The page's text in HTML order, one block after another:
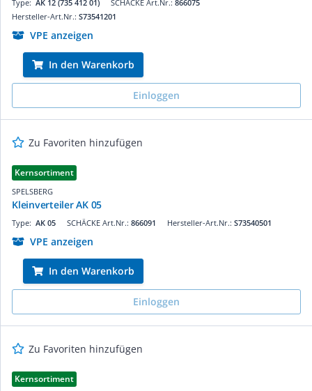
SCHÄCKE Art.Nr.: 866075
Type: AK 12 (735 412 01)
Hersteller-Art.Nr.: S73541201
VPE anzeigen
In den Warenkorb
Einloggen
Zu Favoriten hinzufügen
Kernsortiment
SPELSBERG
Kleinverteiler AK 05
SCHÄCKE Art.Nr.: 866091
Type: AK 05 Hersteller-Art.Nr.: S73540501
VPE anzeigen
In den Warenkorb
Einloggen
Zu Favoriten hinzufügen
Kernsortiment